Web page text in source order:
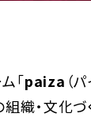
「paiza （
組織・文化